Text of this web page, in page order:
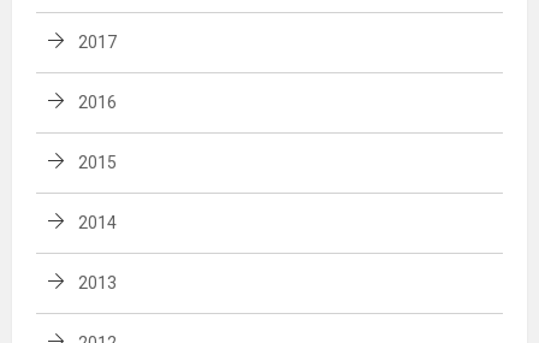
2017
2016
2015
2014
2013